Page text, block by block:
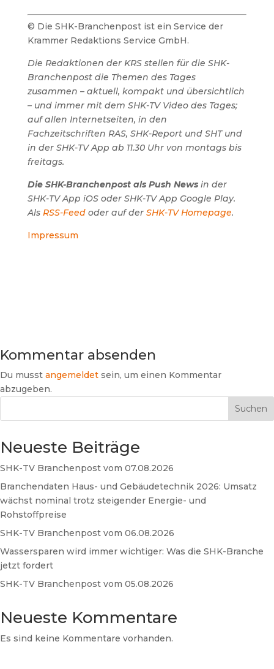
© Die SHK-Branchenpost ist ein Service der
Krammer Redaktions Service GmbH.
Die Redaktionen der KRS stellen für die SHK-
Branchenpost die Themen des Tages
zusammen – aktuell, kompakt und übersichtlich
– und immer mit dem SHK-TV Video des Tages;
auf allen Internetseiten, in den
Fachzeitschriften RAS, SHK-Report und SHT und
in der SHK-TV App ab 11.30 Uhr von montags bis
freitags.
Die SHK-Branchenpost als Push Newsin der
SHK-TV App iOS oder SHK-TV App Google Play.
Als RSS-Feedoder auf der SHK-TV Homepage.
Impressum
Kommentar absenden
Du musst angemeldet sein, um einen Kommentar
abzugeben.
Suchen
Neueste Beiträge
SHK-TV Branchenpost vom 07.08.2026
Branchendaten Haus- und Gebäudetechnik 2026: Umsatz
wächst nominal trotz steigender Energie- und
Rohstoffpreise
SHK-TV Branchenpost vom 06.08.2026
Wassersparen wird immer wichtiger: Was die SHK-Branche
jetzt fordert
SHK-TV Branchenpost vom 05.08.2026
Neueste Kommentare
Es sind keine Kommentare vorhanden.